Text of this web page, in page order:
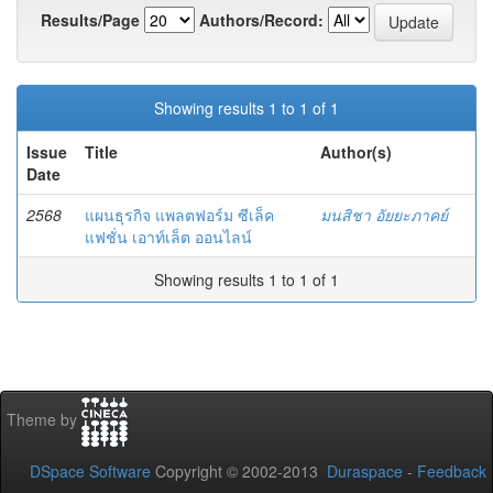
Results/Page
Authors/Record:
Showing results 1 to 1 of 1
Issue
Date
Title Author(s)
2568
แผนธุรกิจ แพลตฟอร์ม ซีเล็ค
แฟชั่น เอาท์เล็ต ออนไลน์
มนสิชา อัยยะภาคย์
Showing results 1 to 1 of 1
Theme by
DSpace Software Copyright © 2002-2013 Duraspace - Feedback